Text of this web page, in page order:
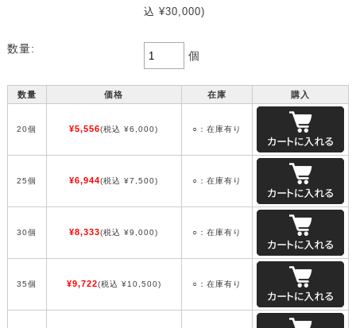
込 ¥30,000)
数量:
個
数量 価格 在庫 購入
20個 ¥5,556(税込 ¥6,000) ○：在庫有り
25個 ¥6,944(税込 ¥7,500) ○：在庫有り
30個 ¥8,333(税込 ¥9,000) ○：在庫有り
35個 ¥9,722(税込 ¥10,500) ○：在庫有り